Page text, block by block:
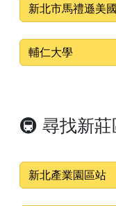
新北市馬禮遜美
輔仁大學
🚇 尋找新
新北產業園區站